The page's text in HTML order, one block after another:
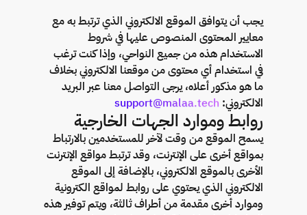
يجب أن يتوافق الموقع الالكتروني الذي ترتبط به مع
معايير المحتوى المنصوص عليها في شروط
الاستخدام هذه من جميع النواحي، وإذا كنت ترغب
في استخدام أي محتوى من موقعنا الالكتروني بخلاف
ما هو مذكور أعلاه، يرجى التواصل معنا عبر البريد
الالكتروني: support@malaa.tech
روابط وموارد الجهات الخارجية
يسمح الموقع من وقت لآخر للمستخدمين بالارتباط
بمواقع أخرى على الإنترنت، وقد ترتبط مواقع الإنترنت
الأخرى بالموقع الالكتروني، بالإضافة إلى الموقع
الالكتروني الذي يحتوي على روابط لمواقع الكترونية
وموارد أخرى مقدمة من أطراف ثالثة، ويتم توفير هذه